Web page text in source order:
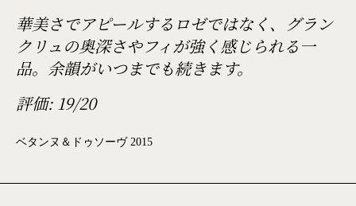
華美さでアピールするロゼではなく、グラン
クリュの奥深さやフィが強く感じられる一
品。余韻がいつまでも続きます。
評価: 19/20
ベタンヌ＆ドゥソーヴ 2015